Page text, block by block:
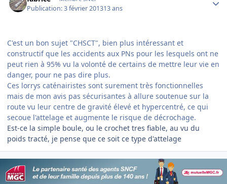
Publication:3 février 201313 ans
C'est un bon sujet "CHSCT", bien plus intéressant et
constructif que les accidents aux PNs pour les lesquels ont ne
peut rien à 95% vu la volonté de certains de mettre leur vie en
danger, pour ne pas dire plus.
Ces lorrys caténairistes sont surement très fonctionnelles
mais de mon avis pas sécurisantes à allure soutenue sur la
route vu leur centre de gravité élevé et hypercentré, ce qui
secoue l'attelage et augmente le risque de décrochage.
Est-ce la simple boule, ou le crochet tres fiable, au vu du
poids tracté, je pense que ce soit ce type d'attelage